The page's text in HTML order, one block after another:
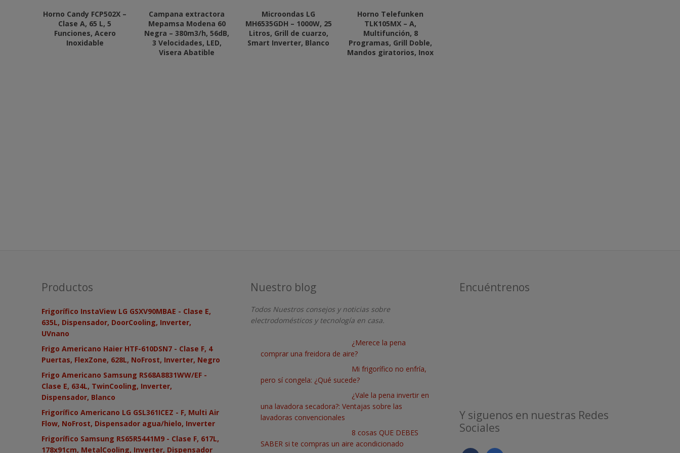
Horno Candy FCP502X –
Clase A, 65 L, 5
Funciones, Acero
Inoxidable
Campana extractora
Mepamsa Modena 60
Negra – 380m3/h, 56dB,
3 Velocidades, LED,
Visera Abatible
Microondas LG
MH6535GDH – 1000W, 25
Litros, Grill de cuarzo,
Smart Inverter, Blanco
Horno Telefunken
TLK105MX – A,
Multifunción, 8
Programas, Grill Doble,
Mandos giratorios, Inox
Productos
Frigorífico InstaView LG GSXV90MBAE - Clase E,
635L, Dispensador, DoorCooling, Inverter,
UVnano
Frigo Americano Haier HTF-610DSN7 - Clase F, 4
Puertas, FlexZone, 628L, NoFrost, Inverter, Negro
Frigo Americano Samsung RS68A8831WW/EF -
Clase E, 634L, TwinCooling, Inverter,
Dispensador, Blanco
Frigorífico Americano LG GSL361ICEZ - F, Multi Air
Flow, NoFrost, Dispensador agua/hielo, Inverter
Frigorífico Samsung RS65R5441M9 - Clase F, 617L,
178x91cm, MetalCooling, Inverter, Dispensador
Nuestro blog
Todos Nuestros consejos y noticias sobre
electrodomésticos y tecnología en casa.
¿Merece la pena
comprar una freidora de aire?
Mi frigorífico no enfría,
pero sí congela: ¿Qué sucede?
¿Vale la pena invertir en
una lavadora secadora?: Ventajas sobre las
lavadoras convencionales
8 cosas QUE DEBES
SABER si te compras un aire acondicionado
Encuéntrenos
Y siguenos en nuestras Redes
Sociales